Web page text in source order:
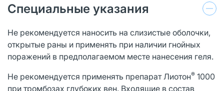
Специальные указания
Не рекомендуется наносить на слизистые оболочки,
открытые раны и применять при наличии гнойных
поражений в предполагаемом месте нанесения геля.
Не рекомендуется применять препарат Лиотон® 1000
при тромбозах глубоких вен. Входящие в состав